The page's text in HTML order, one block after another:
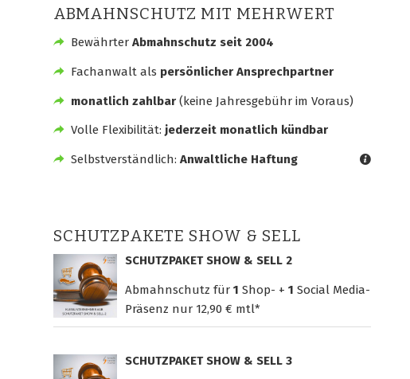
ABMAHNSCHUTZ MIT MEHRWERT
BewährterAbmahnschutz seit 2004
Fachanwalt als persönlicher Ansprechpartner
monatlich zahlbar(keine Jahresgebühr im Voraus)
Volle Flexibilität: jederzeit monatlich kündbar
Selbstverständlich: Anwaltliche Haftung
SCHUTZPAKETE SHOW & SELL
SCHUTZPAKET SHOW & SELL 2
Abmahnschutz für 1 Shop- + 1 Social Media-
Präsenz nur 12,90 € mtl*
SCHUTZPAKET SHOW & SELL 3